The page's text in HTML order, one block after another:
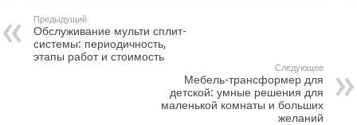
Предыдущий
Обслуживание мульти сплит-
системы: периодичность,
этапы работ и стоимость
Следующее
Мебель-трансформер для
детской: умные решения для
маленькой комнаты и больших
желаний